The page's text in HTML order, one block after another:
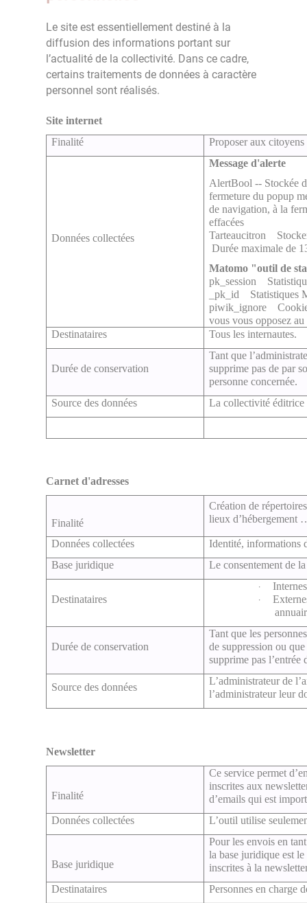
Le site est essentiellement destiné à la
diffusion des informations portant sur
l’actualité de la collectivité. Dans ce cadre,
certains traitements de données à caractère
personnel sont réalisés.
Site internet
Finalité
Proposer aux
Données collectées
Message d'alerte
AlertBool -- Stockée
fermeture du popup
de navigation, à la
effacées
Tarteaucitron
Durée maximale de
Matomo "outil de
pk_session
_pk_id Statistiques
piwik_ignore Cookie
vous vous opposez
Destinataires
Tous les internautes.
Durée de conservation
Tant que
supprime pas de par
personne concernée.
Source des données
La collectivité éditrice
Carnet d'adresses
Finalité
Création de
lieux d’hébergement
Données collectées
Identité, informations
Base juridique
Le consentement de
Destinataires
·
·
Durée de conservation
Tant que les
de suppression ou
supprime pas l’entrée
Source des données
L’administrateur de
l’administrateur leur
Newsletter
Finalité
Ce service permet
inscrites aux
d’emails qui est
Données collectées
L’outil utilise
Base juridique
Pour les envois en
la base juridique est
inscrites à la
Destinataires
Personnes en charge